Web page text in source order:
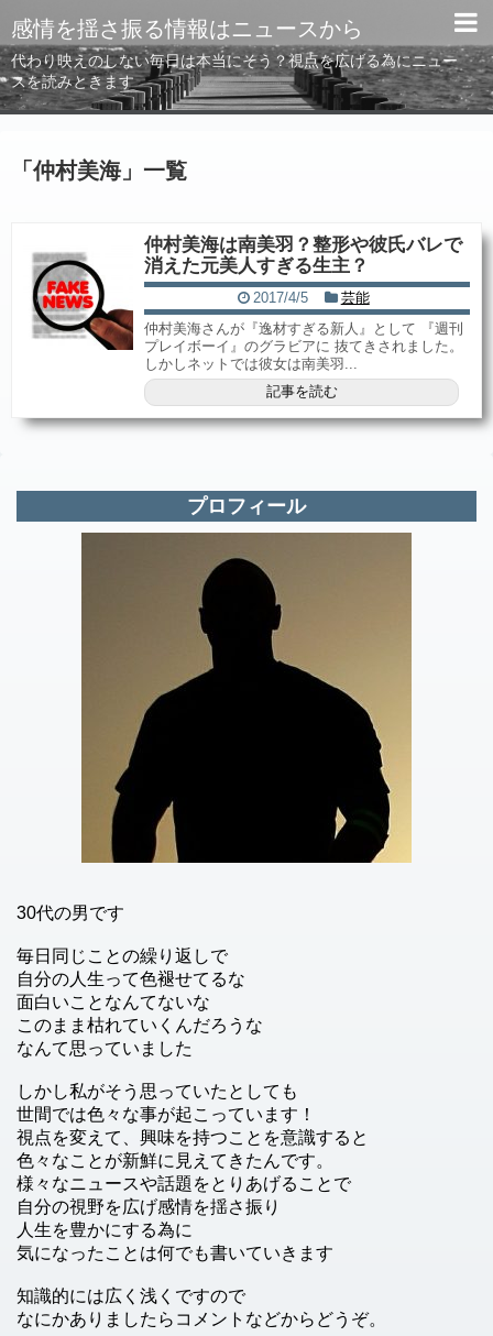
感情を揺さ振る情報はニュースから
代わり映えのしない毎日は本当にそう？視点を広げる為にニュー
スを読みときます
「 仲村美海」 一覧
仲村美海は南美羽？整形や彼氏バレで
消えた元美人すぎる生主？
2017/4/5
芸能
仲村美海さんが『逸材すぎる新人』として 『週刊
プレイボーイ』のグラビアに 抜てきされました。
しかしネットでは彼女は南美羽...
記事を読む
プロフィール
30代の男です
毎日同じことの繰り返しで
自分の人生って色褪せてるな
面白いことなんてないな
このまま枯れていくんだろうな
なんて思っていました
しかし私がそう思っていたとしても
世間では色々な事が起こっています！
視点を変えて、興味を持つことを意識すると
色々なことが新鮮に見えてきたんです。
様々なニュースや話題をとりあげることで
自分の視野を広げ感情を揺さ振り
人生を豊かにする為に
気になったことは何でも書いていきます
知識的には広く浅くですので
なにかありましたらコメントなどからどうぞ。